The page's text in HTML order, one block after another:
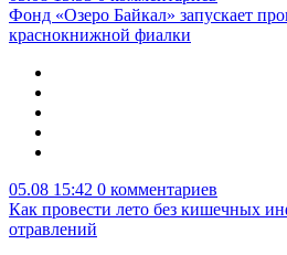
Фонд «Озеро Байкал» запускает
краснокнижной фиалки
05.08 15:42 0 комментариев
Как провести лето без кишечных
отравлений